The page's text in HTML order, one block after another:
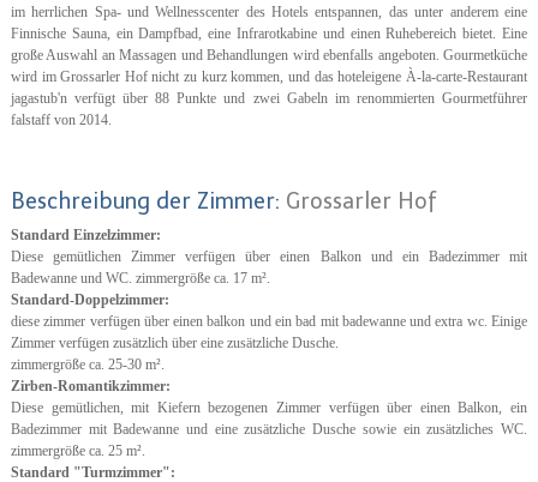
im herrlichen Spa- und Wellnesscenter des Hotels entspannen, das unter anderem eine
Finnische Sauna, ein Dampfbad, eine Infrarotkabine und einen Ruhebereich bietet. Eine
große Auswahl an Massagen und Behandlungen wird ebenfalls angeboten. Gourmetküche
wird im Grossarler Hof nicht zu kurz kommen, und das hoteleigene À-la-carte-Restaurant
jagastub'n verfügt über 88 Punkte und zwei Gabeln im renommierten Gourmetführer
falstaff von 2014.
Beschreibung der Zimmer: Grossarler Hof
Standard Einzelzimmer:
Diese gemütlichen Zimmer verfügen über einen Balkon und ein Badezimmer mit
Badewanne und WC. zimmergröße ca. 17 m².
Standard-Doppelzimmer:
diese zimmer verfügen über einen balkon und ein bad mit badewanne und extra wc. Einige
Zimmer verfügen zusätzlich über eine zusätzliche Dusche.
zimmergröße ca. 25-30 m².
Zirben-Romantikzimmer:
Diese gemütlichen, mit Kiefern bezogenen Zimmer verfügen über einen Balkon, ein
Badezimmer mit Badewanne und eine zusätzliche Dusche sowie ein zusätzliches WC.
zimmergröße ca. 25 m².
Standard "Turmzimmer":